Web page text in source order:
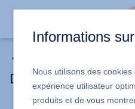
Déclaration
Informations
Nous utilisons des
expérience utilisateur
produits et de vous